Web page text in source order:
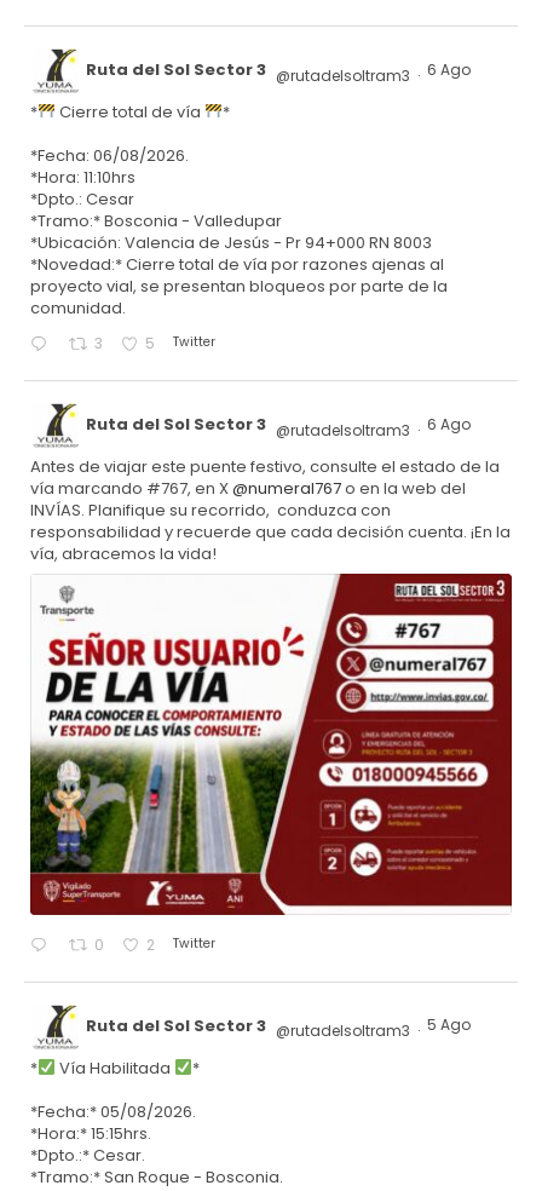
Ruta del Sol Sector 3 @rutadelsoltram3 · 6 Ago
* Cierre total de vía
*
*Fecha: 06/08/2026.
*Hora: 11:10hrs
*Dpto.: Cesar
*Tramo:* Bosconia - Valledupar
*Ubicación: Valencia de Jesús - Pr 94+000 RN 8003
*Novedad:* Cierre total de vía por razones ajenas al
proyecto vial, se presentan bloqueos por parte de la
comunidad.
3 5 Twitter
Ruta del Sol Sector 3 @rutadelsoltram3 · 6 Ago
Antes de viajar este puente festivo, consulte el estado de la
vía marcando #767, en X@numeral767o en la web del
INVÍAS. Planifique su recorrido, conduzca con
responsabilidad y recuerde que cada decisión cuenta. ¡En la
vía, abracemos la vida!
0 2 Twitter
Ruta del Sol Sector 3 @rutadelsoltram3 · 5 Ago
* Vía Habilitada
*
*Fecha:* 05/08/2026.
*Hora:* 15:15hrs.
*Dpto.:* Cesar.
*Tramo:* San Roque - Bosconia.